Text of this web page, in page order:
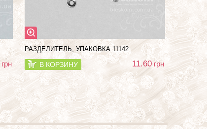
грн
РАЗДЕЛИТЕЛЬ, УПАКОВКА 11142
В КОРЗИНУ 11.60грн